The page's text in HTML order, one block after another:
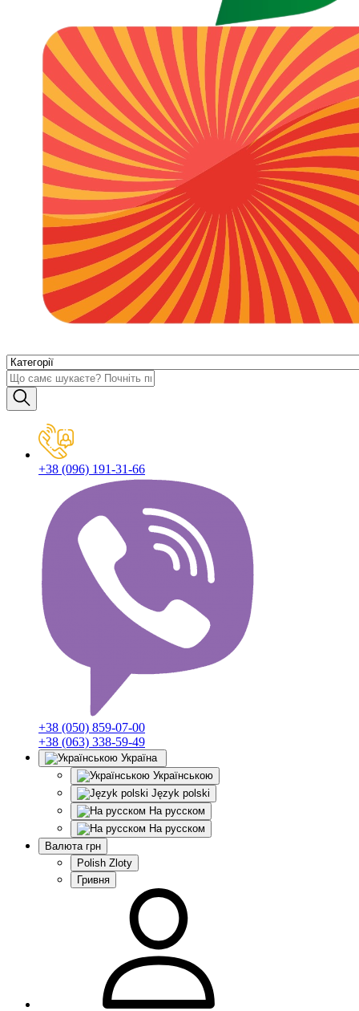
+38 (096) 191-31-66
+38 (050) 859-07-00
+38 (063) 338-59-49
Україна
Українською
Język polski
На русском
На русском
Валюта грн
Polish Zloty
Гривня